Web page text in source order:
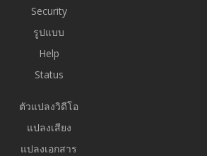
Security
รูปแบบ
Help
Status
ตัวแปลงวิดีโอ
แปลงเสียง
แปลงเอกสาร